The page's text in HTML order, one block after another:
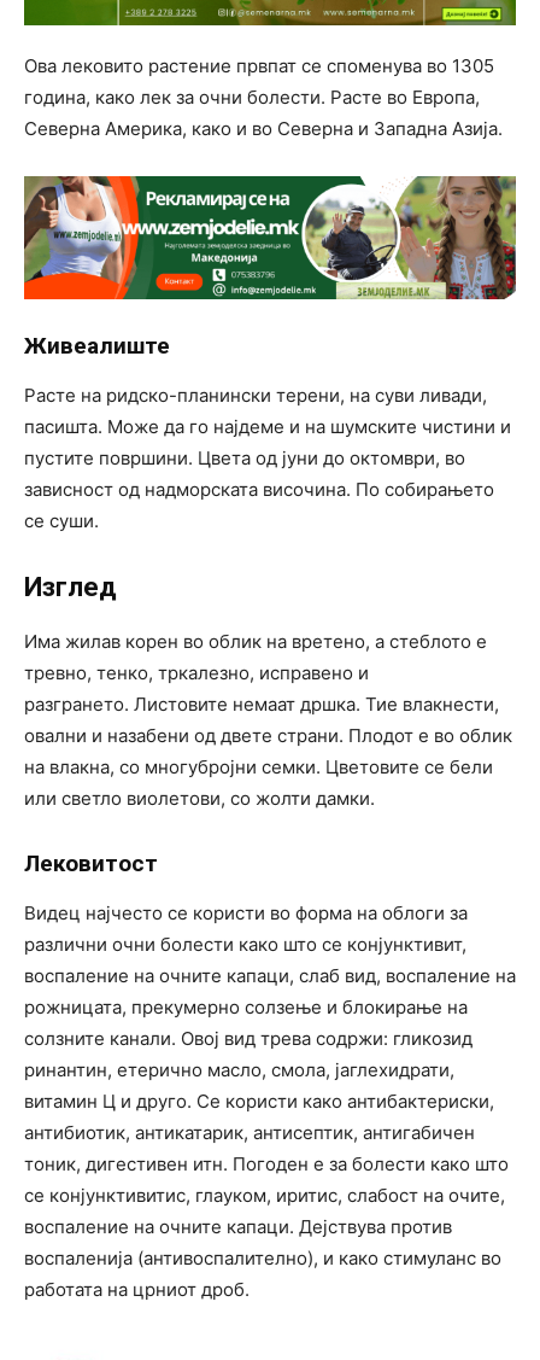
Ова лековито растение првпат се споменува во 1305
година, како лек за очни болести. Расте во Европа,
Северна Америка, како и во Северна и Западна Азија.
Живеалиште
Расте на ридско-планински терени, на суви ливади,
пасишта. Може да го најдеме и на шумските чистини и
пустите површини. Цвета од јуни до октомври, во
зависност од надморската височина. По собирањето
се суши.
Изглед
Има жилав корен во облик на вретено, а стеблото е
тревно, тенко, тркалезно, исправено и
разгрането. Листовите немаат дршка. Тие влакнести,
овални и назабени од двете страни. Плодот е во облик
на влакна, со многубројни семки. Цветовите се бели
или светло виолетови, со жолти дамки.
Лековитост
Видец најчесто се користи во форма на облоги за
различни очни болести како што се конјунктивит,
воспаление на очните капаци, слаб вид, воспаление на
рожницата, прекумерно солзење и блокирање на
солзните канали. Овој вид трева содржи: гликозид
ринантин, етерично масло, смола, јаглехидрати,
витамин Ц и друго. Се користи како антибактериски,
антибиотик, антикатарик, антисептик, антигабичен
тоник, дигестивен итн. Погоден е за болести како што
се конјунктивитис, глауком, иритис, слабост на очите,
воспаление на очните капаци. Дејствува против
воспаленија (антивоспалително), и како стимуланс во
работата на црниот дроб.